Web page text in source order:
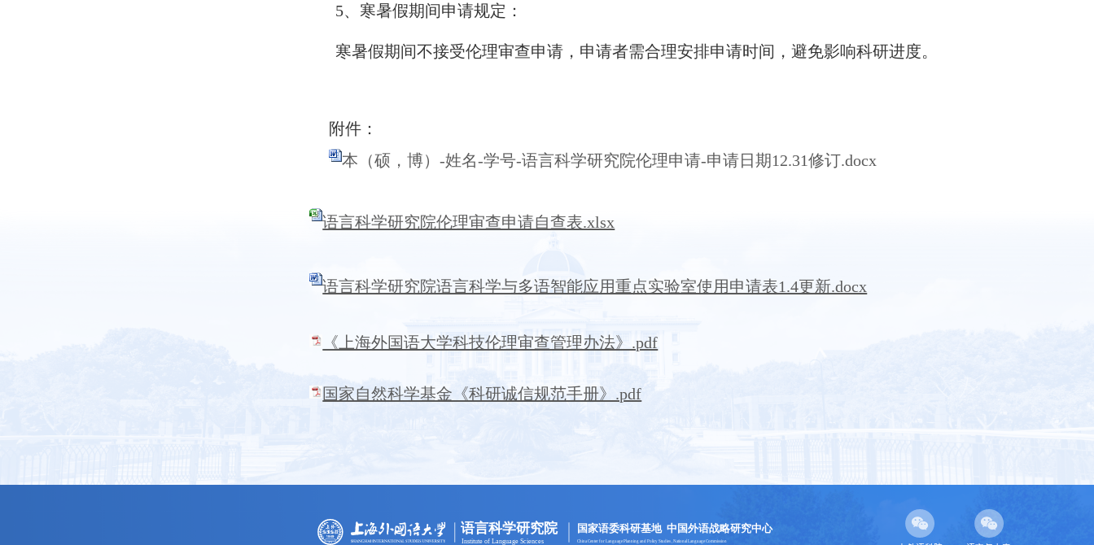
5、寒暑假期间申请规定：
寒暑假期间不接受伦理审查申请，申请者需合理安排申请时间，避免影响科研进度。
附件 ：
本（硕，博）-姓名-学号-语言科学研究院伦理申请-申请日期12.31修订.docx
语言科学研究院伦理审查申请自查表.xlsx
语言科学研究院语言科学与多语智能应用重点实验室使用申请表1.4更新.docx
《上海外国语大学科技伦理审查管理办法》.pdf
国家自然科学基金《科研诚信规范手册》.pdf